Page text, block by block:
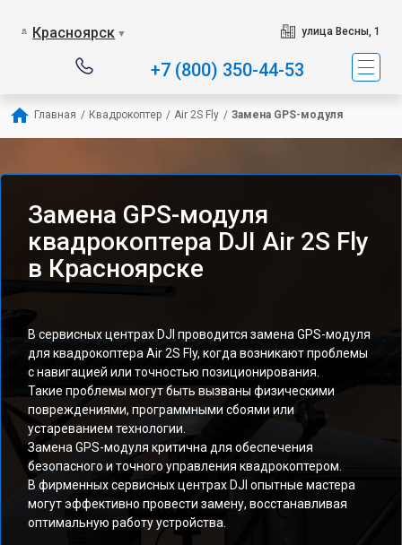
Красноярск ▼ улица Весны, 1
+7 (800) 350-44-53
Главная / Квадрокоптер / Air 2S Fly / Замена GPS-модуля
Замена GPS-модуля
квадрокоптера DJI Air 2S Fly
в Красноярске
В сервисных центрах DJI проводится замена GPS-модуля
для квадрокоптера Air 2S Fly, когда возникают проблемы
с навигацией или точностью позиционирования.
Такие проблемы могут быть вызваны физическими
повреждениями, программными сбоями или
устареванием технологии.
Замена GPS-модуля критична для обеспечения
безопасного и точного управления квадрокоптером.
В фирменных сервисных центрах DJI опытные мастера
могут эффективно провести замену, восстанавливая
оптимальную работу устройства.